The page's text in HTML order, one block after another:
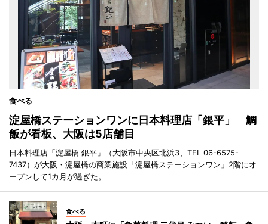
食べる
淀屋橋ステーションワンに日本料理店「銀平」 鯛
飯が看板、大阪は5店舗目
日本料理店「淀屋橋 銀平」（大阪市中央区北浜3、TEL 06-6575-
7437）が大阪・淀屋橋の商業施設「淀屋橋ステーションワン」2階にオ
ープンして1カ月が過ぎた。
食べる